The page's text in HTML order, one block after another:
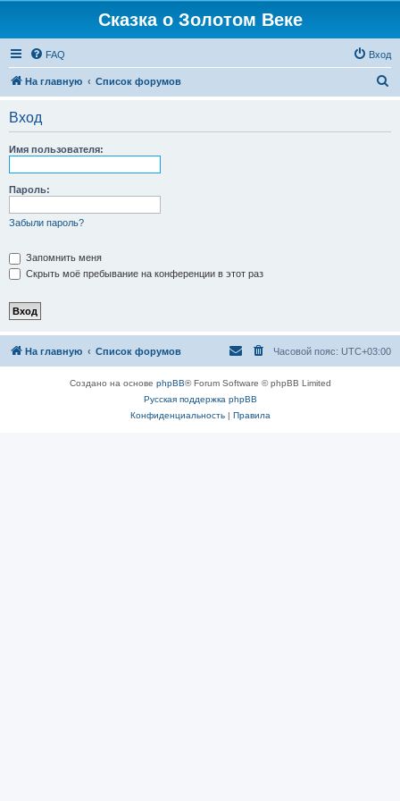
Сказка о Золотом Веке
FAQ Вход
На главную Список форумов
Вход
Имя пользователя:
Пароль:
Забыли пароль?
Запомнить меня
Скрыть моё пребывание на конференции в этот раз
На главную Список форумов Часовой пояс: UTC+03:00
Создано на основе phpBB® Forum Software © phpBB Limited
Русская поддержка phpBB
Конфиденциальность| Правила